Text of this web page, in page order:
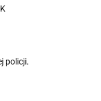
policji.